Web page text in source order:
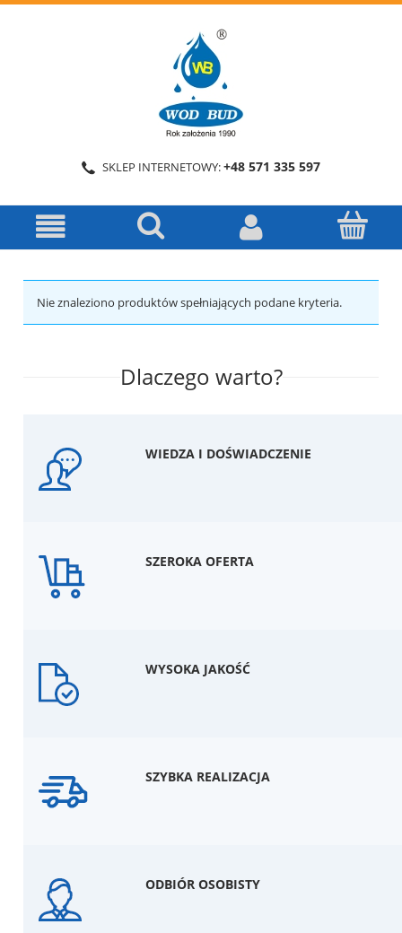
SKLEP INTERNETOWY:+48 571 335 597
Nie znaleziono produktów spełniających podane kryteria.
Dlaczego warto?
WIEDZA I DOŚWIADCZENIE
SZEROKA OFERTA
WYSOKA JAKOŚĆ
SZYBKA REALIZACJA
ODBIÓR OSOBISTY